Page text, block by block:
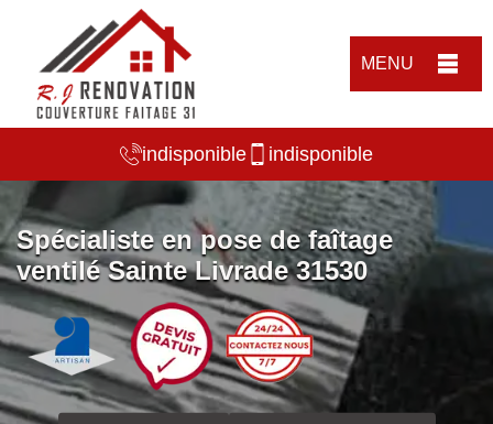
MENU
indisponible indisponible
Spécialiste en pose de faîtage
ventilé Sainte Livrade 31530